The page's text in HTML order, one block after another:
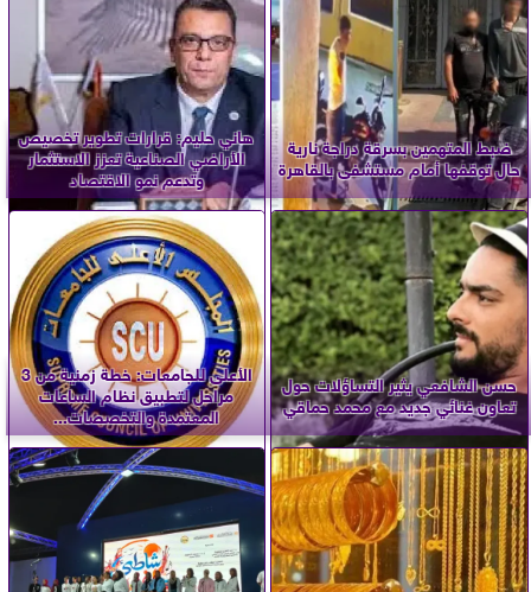
ضبط المتهمين بسرقة دراجة نارية
حال توقفها أمام مستشفى بالقاهرة
هاني حليم: قرارات تطوير تخصيص
الأراضي الصناعية تعزز الاستثمار
وتدعم نمو الاقتصاد
حسن الشافعي يثير التساؤلات حول
تعاون غنائي جديد مع محمد حماقي
الأعلى للجامعات: خطة زمنية من 3
مراحل لتطبيق نظام الساعات
المعتمدة والتخصصات...